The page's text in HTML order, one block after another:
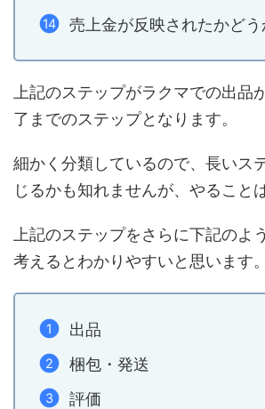
売上金が反映されたかど
上記のステップがラクマでの出品
了までのステップとなります。
細かく分類しているので、長いス
じるかも知れませんが、やること
上記のステップをさらに下記のよ
考えるとわかりやすいと思います。
出品
梱包・発送
評価